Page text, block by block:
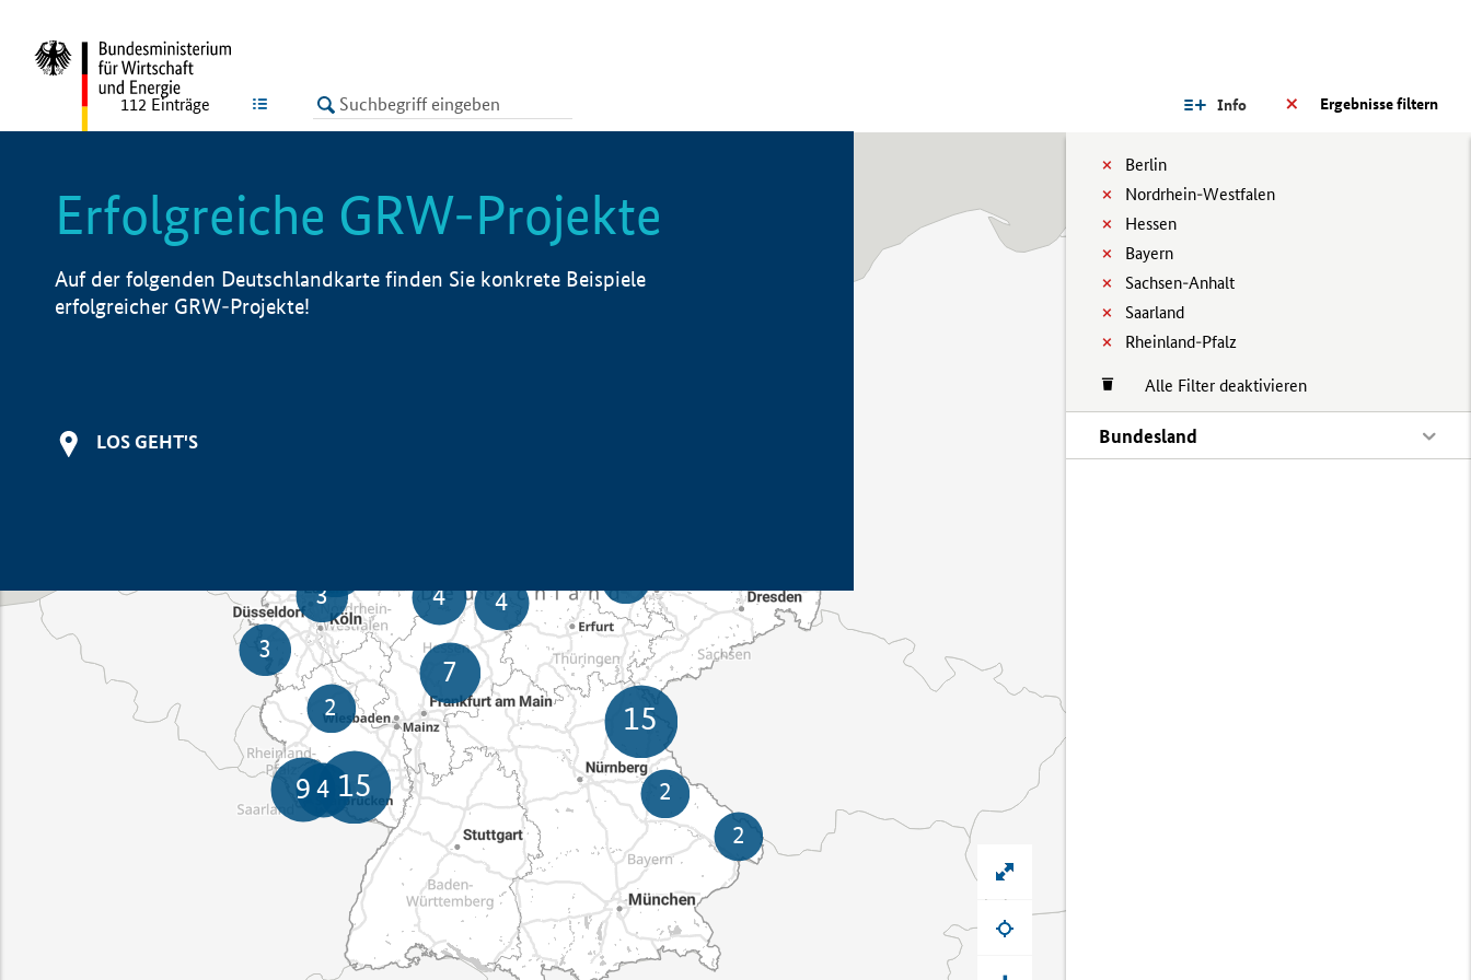
LISTE Ergebnisse filtern
Info
Berlin
Nordrhein-Westfalen
Hessen
Bayern
Sachsen-Anhalt
Saarland
Rheinland-Pfalz
Alle Filter deaktivieren
Bundesland
112 Einträge
Erfolgreiche GRW-Projekte
Auf der folgenden Deutschlandkarte finden Sie konkrete Beispiele
erfolgreicher GRW-Projekte!
LOS GEHT'S